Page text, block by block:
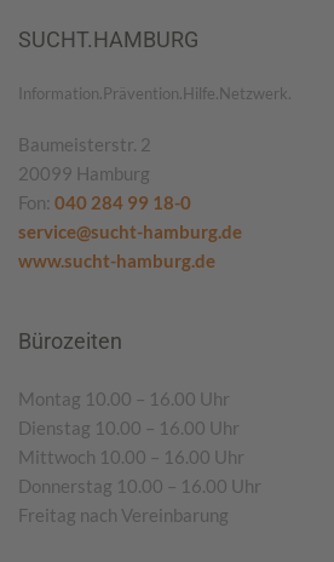
SUCHT.HAMBURG
Information.Prävention.Hilfe.Netzwerk.
Baumeisterstr. 2
20099 Hamburg
Fon: 040 284 99 18-0
service@sucht-hamburg.de
www.sucht-hamburg.de
Bürozeiten
Montag 10.00 – 16.00 Uhr
Dienstag 10.00 – 16.00 Uhr
Mittwoch 10.00 – 16.00 Uhr
Donnerstag 10.00 – 16.00 Uhr
Freitag nach Vereinbarung